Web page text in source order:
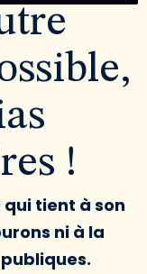
!
tient à son
ni à la